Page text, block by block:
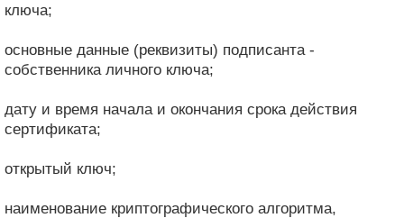
ключа;
основные данные (реквизиты) подписанта -
собственника личного ключа;
дату и время начала и окончания срока действия
сертификата;
открытый ключ;
наименование криптографического алгоритма,